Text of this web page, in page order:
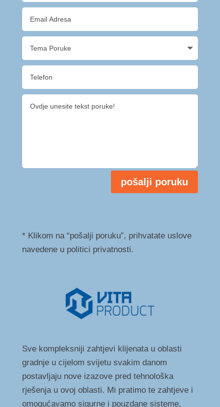
pošalji poruku
* Klikom na “pošalji poruku”, prihvatate uslove
navedene u politici privatnosti.
Sve kompleksniji zahtjevi klijenata u oblasti
gradnje u cijelom svijetu svakim danom
postavljaju nove izazove pred tehnološka
rješenja u ovoj oblasti. Mi pratimo te zahtjeve i
omogućavamo sigurne i pouzdane sisteme,